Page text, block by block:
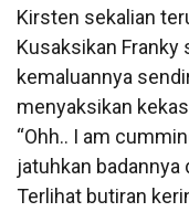
Kirsten sekalian
Kusaksikan
kemaluannya
menyaksikan
“Ohh.. I am
jatuhkan badannya
Terlihat butiran